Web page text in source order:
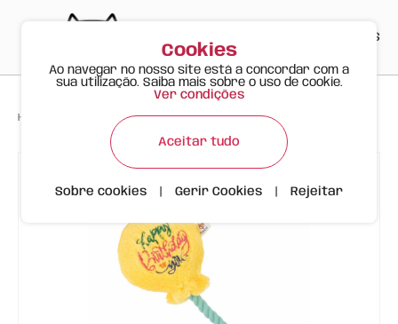
ES
Happy Meow Produtos > > Balão de Aniversário | Cão | FOFOS
Cookies
Ao navegar no nosso site está a concordar com a
sua utilização. Saiba mais sobre o uso de cookie.
Ver condições
Aceitar tudo
Sobre cookies Gerir Cookies Rejeitar